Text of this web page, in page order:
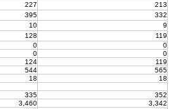
227
213
395
332
10
9
128
119
0
0
0
0
124
119
544
565
18
18
335
352
3,460
3,342